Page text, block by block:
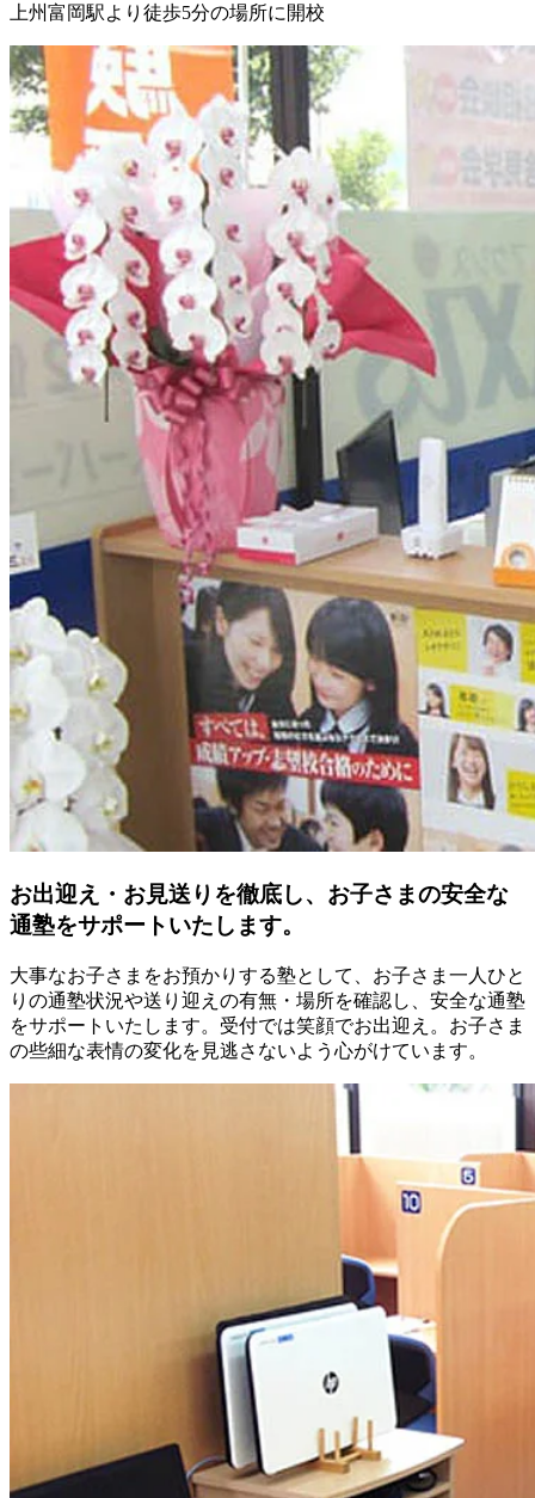
上州富岡駅より徒歩5分の場所に開校
お出迎え・お見送りを徹底し、お子さまの安全な
通塾をサポートいたします。
大事なお子さまをお預かりする塾として、お子さま一人ひと
りの通塾状況や送り迎えの有無・場所を確認し、安全な通塾
をサポートいたします。受付では笑顔でお出迎え。お子さま
の些細な表情の変化を見逃さないよう心がけています。